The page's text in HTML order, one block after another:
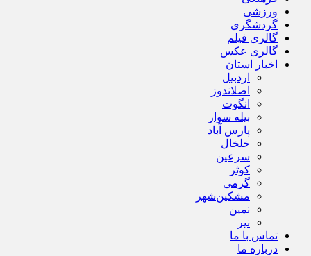
ورزشی
گردشگری
گالری فیلم
گالری عکس
اخبار استان
اردبیل
اصلاندوز
انگوت
بیله سوار
پارس آباد
خلخال
سرعین
کوثر
گرمی
مشکین‌شهر
نمین
نیر
تماس با ما
درباره ما